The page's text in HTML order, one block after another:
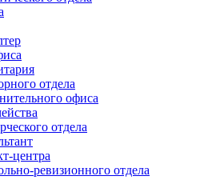
отдела
офиса
отдела
центра
ревизионного отдела